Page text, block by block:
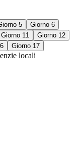
5
Giorno 6
Giorno 11
Giorno 12
Giorno 17
locali